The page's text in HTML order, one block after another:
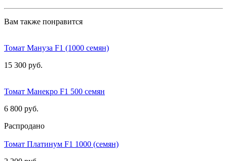
Вам также понравится
Томат Мануза F1 (1000 семян)
15 300 руб.
Томат Манекро F1 500 семян
6 800 руб.
Распродано
Томат Платинум F1 1000 (семян)